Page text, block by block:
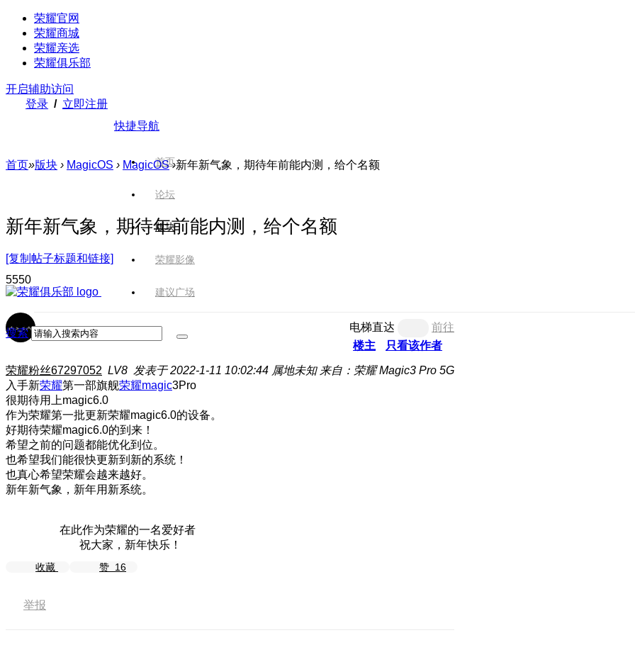
荣耀官网
荣耀商城
荣耀亲选
荣耀俱乐部
开启辅助访问
登录 / 立即注册
快捷导航
首页
论坛
版块
荣耀影像
建议广场
搜索
首页»版块 › MagicOS › MagicOS ›新年新气象，期待年前能内测，给个名额
新年新气象，期待年前能内测，给个名额
[复制帖子标题和链接]
5550
电梯直达
前往
楼主
只看该作者
荣耀粉丝67297052 LV8 发表于 2022-1-11 10:02:44 属地未知 来自：荣耀 Magic3 Pro 5G
入手新荣耀第一部旗舰荣耀magic3Pro
很期待用上magic6.0
作为荣耀第一批更新荣耀magic6.0的设备。
好期待荣耀magic6.0的到来！
希望之前的问题都能优化到位。
也希望我们能很快更新到新的系统！
也真心希望荣耀会越来越好。
新年新气象，新年用新系统。
在此作为荣耀的一名爱好者
祝大家，新年快乐！
收藏 赞 16
举报